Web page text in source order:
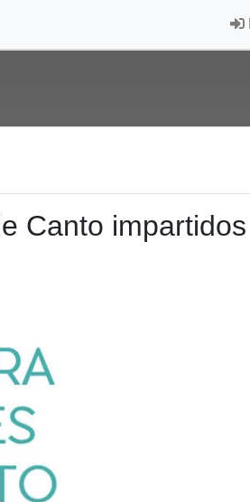
Canto impartidos